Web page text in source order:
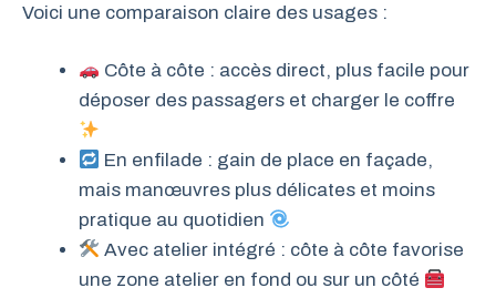
Voici une comparaison claire des usages :
Côte à côte : accès direct, plus facile pour
déposer des passagers et charger le coffre
En enfilade : gain de place en façade,
mais manœuvres plus délicates et moins
pratique au quotidien
Avec atelier intégré : côte à côte favorise
une zone atelier en fond ou sur un côté